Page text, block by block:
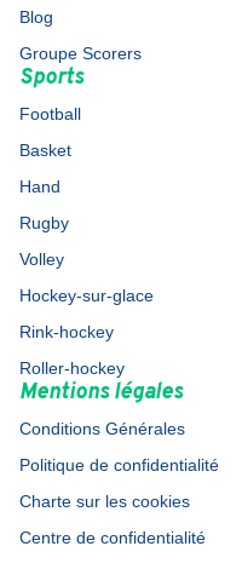
Blog
Groupe Scorers
Sports
Football
Basket
Hand
Rugby
Volley
Hockey-sur-glace
Rink-hockey
Roller-hockey
Mentions légales
Conditions Générales
Politique de confidentialité
Charte sur les cookies
Centre de confidentialité